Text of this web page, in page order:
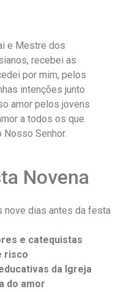
e Mestre dos
recebei as
por mim, pelos
intenções junto
amor pelos jovens
a todos os que
Senhor.
Novena
nove dias antes da festa
e catequistas
risco
da Igreja
do amor